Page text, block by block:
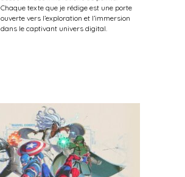
Chaque texte que je rédige est une porte
ouverte vers l’exploration et l’immersion
dans le captivant univers digital.